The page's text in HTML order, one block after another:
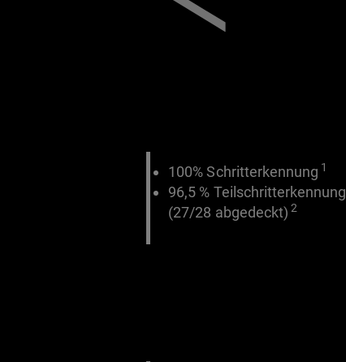
100% Schritterkennung 1
96,5 % Teilschritterkennung
(27/28 abgedeckt) 2